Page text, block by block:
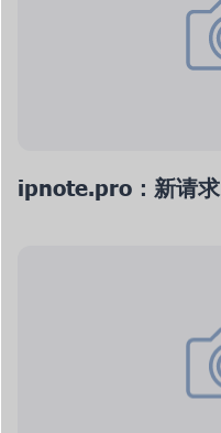
ipnote.pro：新请求